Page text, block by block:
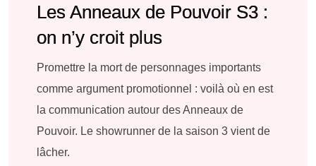
Les Anneaux de Pouvoir S3 :
on n’y croit plus
Promettre la mort de personnages importants
comme argument promotionnel : voilà où en est
la communication autour des Anneaux de
Pouvoir. Le showrunner de la saison 3 vient de
lâcher.